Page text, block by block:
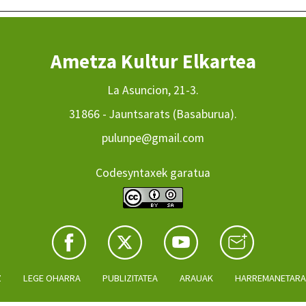
Ametza Kultur Elkartea
La Asuncion, 21-3.
31866 - Jauntsarats (Basaburua).
pulunpe@gmail.com
Codesyntaxek garatua
LEGE OHARRA PUBLIZITATEA ARAUAK